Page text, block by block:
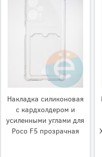
Накладка силиконовая
с кардхолдером и
усиленными углами для
Poco F5 прозрачная